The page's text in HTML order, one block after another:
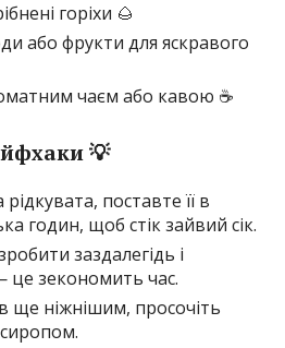
горіхи 🌰
або фрукти для яскравого
чаєм або кавою ☕
💡
поставте її в
годин, щоб стік зайвий сік.
заздалегідь і
зекономить час.
ще ніжнішим, просочіть